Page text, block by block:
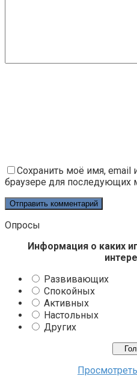
Сохранить моё имя, email
браузере для последующих
Опросы
Информация о каких
Развивающих
Спокойных
Активных
Настольных
Других